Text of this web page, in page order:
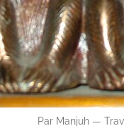
Par Manjuh —